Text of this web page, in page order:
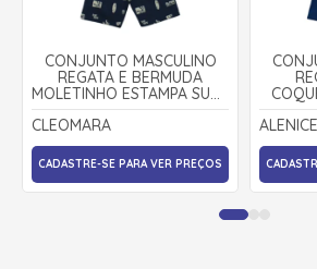
CONJUNTO MASCULINO
REGATA E BERMUDA
MOLETINHO ESTAMPA SURF
3098 - CLEOMARA
CLEOMARA
CADASTRE-SE PARA VER PREÇOS
ALENICE